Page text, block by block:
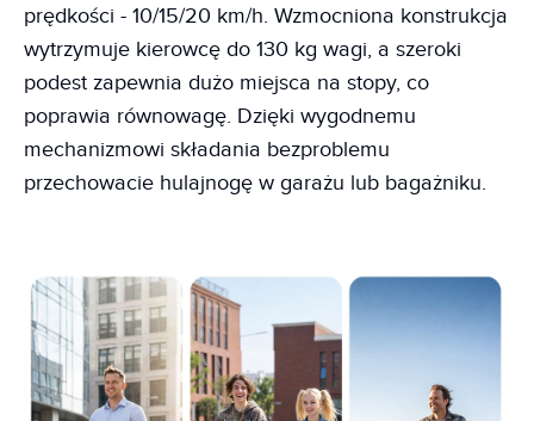
prędkości - 10/15/20 km/h. Wzmocniona konstrukcja
wytrzymuje kierowcę do 130 kg wagi, a szeroki
podest zapewnia dużo miejsca na stopy, co
poprawia równowagę. Dzięki wygodnemu
mechanizmowi składania bezproblemu
przechowacie hulajnogę w garażu lub bagażniku.